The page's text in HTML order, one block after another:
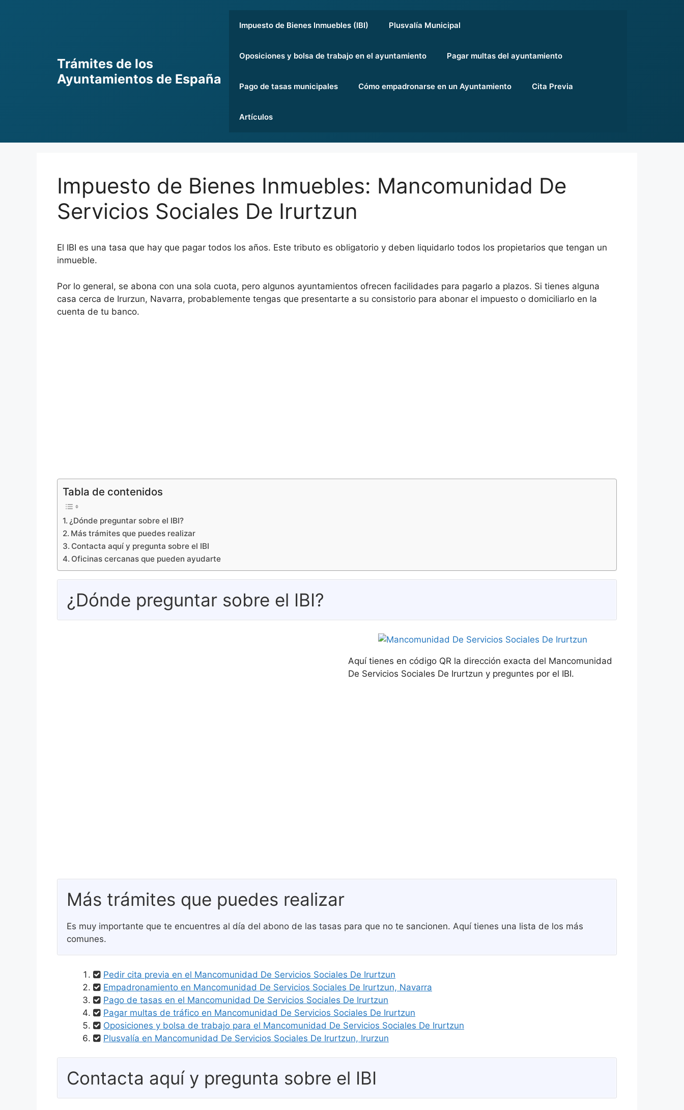
Trámites de los
Ayuntamientos de España
Impuesto de Bienes Inmuebles (IBI) Plusvalía Municipal
Oposiciones y bolsa de trabajo en el ayuntamiento Pagar multas del ayuntamiento
Pago de tasas municipales Cómo empadronarse en un Ayuntamiento Cita Previa
Artículos
Impuesto de Bienes Inmuebles: Mancomunidad De
Servicios Sociales De Irurtzun
El IBI es una tasa que hay que pagar todos los años. Este tributo es obligatorio y deben liquidarlo todos los propietarios que tengan un
inmueble.
Por lo general, se abona con una sola cuota, pero algunos ayuntamientos ofrecen facilidades para pagarlo a plazos. Si tienes alguna
casa cerca de Irurzun, Navarra, probablemente tengas que presentarte a su consistorio para abonar el impuesto o domiciliarlo en la
cuenta de tu banco.
Tabla de contenidos
¿Dónde preguntar sobre el IBI?
Más trámites que puedes realizar
Contacta aquí y pregunta sobre el IBI
Oficinas cercanas que pueden ayudarte
¿Dónde preguntar sobre el IBI?
Aquí tienes en código QR la dirección exacta del Mancomunidad
De Servicios Sociales De Irurtzun y preguntes por el IBI.
Más trámites que puedes realizar
Es muy importante que te encuentres al día del abono de las tasas para que no te sancionen. Aquí tienes una lista de los más
comunes.
Pedir cita previa en el Mancomunidad De Servicios Sociales De Irurtzun
Empadronamiento en Mancomunidad De Servicios Sociales De Irurtzun, Navarra
Pago de tasas en el Mancomunidad De Servicios Sociales De Irurtzun
Pagar multas de tráfico en Mancomunidad De Servicios Sociales De Irurtzun
Oposiciones y bolsa de trabajo para el Mancomunidad De Servicios Sociales De Irurtzun
Plusvalía en Mancomunidad De Servicios Sociales De Irurtzun, Irurzun
Contacta aquí y pregunta sobre el IBI